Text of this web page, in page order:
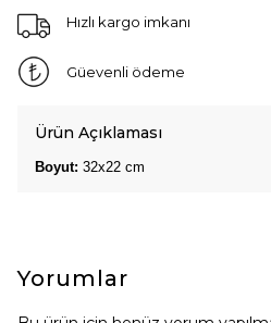
Hızlı kargo imkanı
Güevenli ödeme
Ürün Açıklaması
Boyut: 32x22 cm
Yorumlar